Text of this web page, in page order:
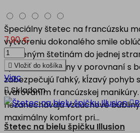
Špeciálny štetec na francúzsku
vytvoreniu dokonalého smile
skoseným štetinám do jednej
syntetické štetiny v porovnaní s
zabezpečujú ľahký, kĺzavý pohyb
tvarovaním francúzskej
nezanechávajú vzduchové
maximálny komfort pri...
7,90 €
 Vložiť do košíka
Viac
Skladom

Štetec na bielu špičku Illusion